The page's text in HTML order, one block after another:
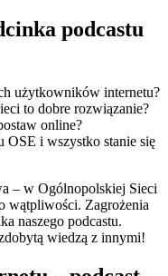
podcastu
użytkowników internetu?
to dobre rozwiązanie?
online?
OSE i wszystko stanie się
– w Ogólnopolskiej Sieci
wątpliwości. Zagrożenia
naszego podcastu.
wiedzą z innymi!